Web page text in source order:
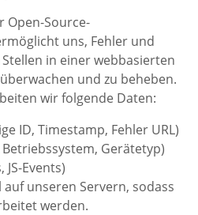
Open-Source-
uns, Fehler und
in einer webbasierten
und zu beheben.
wir folgende Daten:
ID, Timestamp, Fehler URL)
Gerätetyp)
Events)
unseren Servern, sodass
werden.